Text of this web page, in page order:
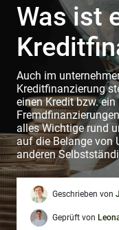
Was ist
Auch im
Kreditfinanzierung
einen Kredit bzw.
alles Wichtige rund
auf die Belange von
anderen
Geschrieben von
Geprüft von